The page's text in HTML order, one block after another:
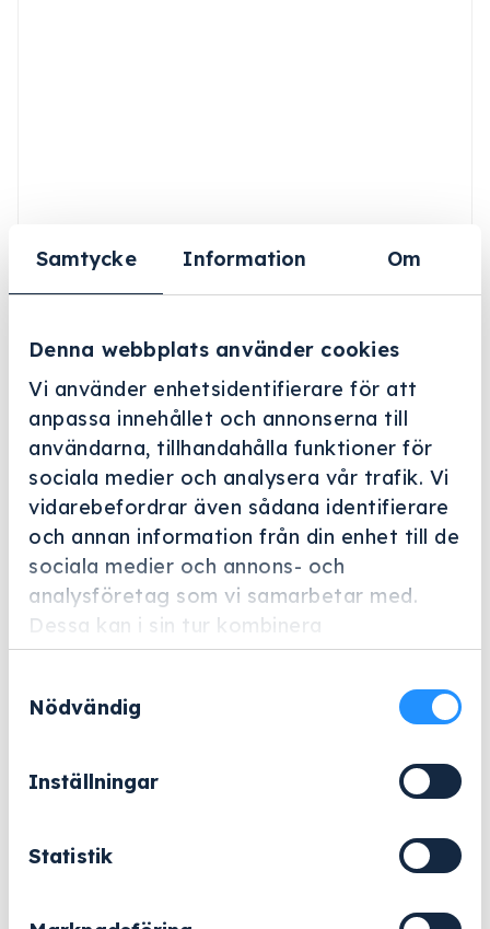
Samtycke Information Om
Denna webbplats använder cookies
Vi använder enhetsidentifierare för att
anpassa innehållet och annonserna till
användarna, tillhandahålla funktioner för
sociala medier och analysera vår trafik. Vi
vidarebefordrar även sådana identifierare
och annan information från din enhet till de
sociala medier och annons- och
analysföretag som vi samarbetar med.
Dessa kan i sin tur kombinera
informationen med annan information som
samlat in när du har använt deras tjänster.
Nödvändig
Inställningar
Statistik
Helskärm
Miele Professional
APST 004
Artikelnummer: 11377330
Aluminiumbricka för instrument eller poröst gods, stor.
426kr
APST
Lägg till i varukorg